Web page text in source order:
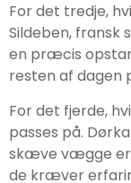
For det tredje,
Sildeben,
en præcis
resten af dagen
For det fjerde,
passes på.
skæve vægge er
de kræver